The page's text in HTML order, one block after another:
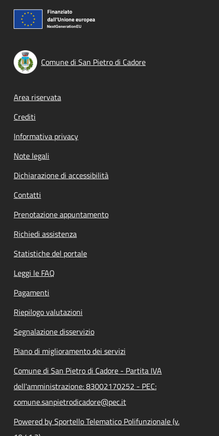
Comune di San Pietro di Cadore
Footer menu
Area riservata
Crediti
Informativa privacy
Note legali
Dichiarazione di accessibilità
Contatti
Prenotazione appuntamento
Richiedi assistenza
Statistiche del portale
Leggi le FAQ
Pagamenti
Riepilogo valutazioni
Segnalazione disservizio
Piano di miglioramento dei servizi
Comune di San Pietro di Cadore - Partita IVA
dell'amministrazione: 83002170252 - PEC:
comune.sanpietrodicadore@pec.it
Powered by Sportello Telematico Polifunzionale (v.